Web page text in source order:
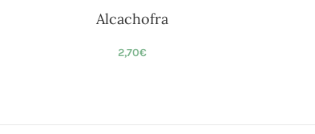
Alcachofra
2,70€